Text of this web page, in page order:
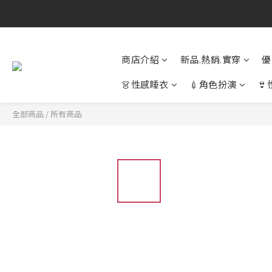
商店介紹 新品.熱銷.實穿
👗性感睡衣
💉角色扮演 👙
全部商品 / 所有商品